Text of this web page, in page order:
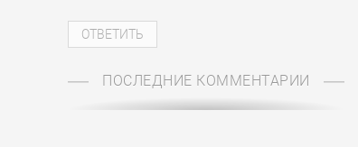
ПОСЛЕДНИЕ КОММЕНТАРИИ